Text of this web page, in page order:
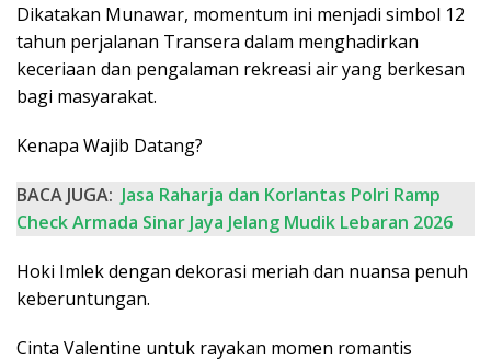
Dikatakan Munawar, momentum ini menjadi simbol 12
tahun perjalanan Transera dalam menghadirkan
keceriaan dan pengalaman rekreasi air yang berkesan
bagi masyarakat.
Kenapa Wajib Datang?
BACA JUGA: Jasa Raharja dan Korlantas Polri Ramp
Check Armada Sinar Jaya Jelang Mudik Lebaran 2026
Hoki Imlekdengan dekorasi meriah dan nuansa penuh
keberuntungan.
Cinta Valentine untuk rayakan momen romantis